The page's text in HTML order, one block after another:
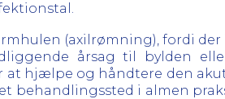
(axilrømning), fordi
årsag til bylden
at hjælpe og håndtere den
behandlingssted i almen